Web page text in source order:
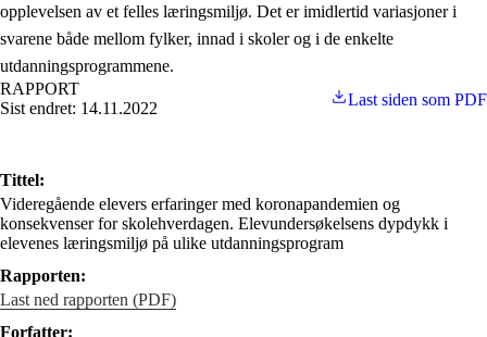
opplevelsen av et felles læringsmiljø. Det er imidlertid variasjoner i
svarene både mellom fylker, innad i skoler og i de enkelte
utdanningsprogrammene.
RAPPORT
Sist endret: 14.11.2022
Last siden som PDF
Tittel:
Videregående elevers erfaringer med koronapandemien og
konsekvenser for skolehverdagen. Elevundersøkelsens dypdykk i
elevenes læringsmiljø på ulike utdanningsprogram
Rapporten:
Last ned rapporten (PDF)
Forfatter: